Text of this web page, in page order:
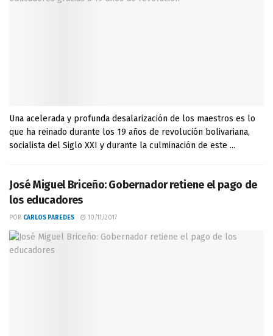
Una acelerada y profunda desalarización de los maestros es lo
que ha reinado durante los 19 años de revolución bolivariana,
socialista del Siglo XXI y durante la culminación de este ...
José Miguel Briceño: Gobernador retiene el pago de
los educadores
POR CARLOS PAREDES 10/11/2017